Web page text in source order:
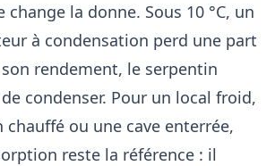
change la donne. Sous 10 °C, un
à condensation perd une part
rendement, le serpentin
condenser. Pour un local froid,
chauffé ou une cave enterrée,
reste la référence : il